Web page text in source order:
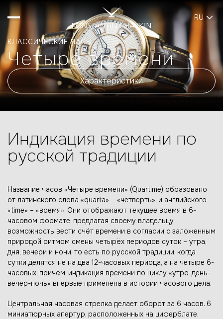
RU
КЛАССИЧЕСКИЕ ЧАСЫ
Четыре времени
Характеристики
Индикация времени по
русской традиции
Название часов «Четыре времени» (Quartime) образовано
от латинского слова «quarta» – «четверть», и английского
«time» – «время». Они отображают текущее время в 6-
часовом формате, предлагая своему владельцу
возможность вести счёт времени в согласии с заложенным
природой ритмом смены четырёх периодов суток – утра,
дня, вечери и ночи, то есть по русской традиции, когда
сутки делятся не на два 12-часовых периода, а на четыре 6-
часовых, причём, индикация времени по циклу «утро-день-
вечер-ночь» впервые применена в истории часового дела.
Центральная часовая стрелка делает оборот за 6 часов. 6
миниатюрных апертур, расположенных на циферблате,